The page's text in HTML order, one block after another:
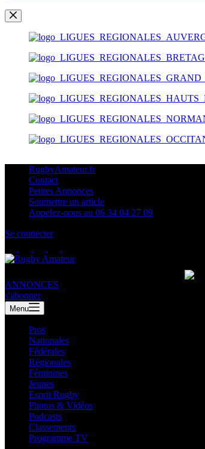
RugbyAmateur.fr
Contact
Petites Annonces
Soumettre un article
Appelez-nous au 06 34 04 27 09
Se connecter
ANNONCES
s'abonner
Menu
Pros
Nationales
Fédérales
Régionales
Féminines
Jeunes
Esprit Rugby
Photos & Vidéos
Podcasts
Classements
Programme TV